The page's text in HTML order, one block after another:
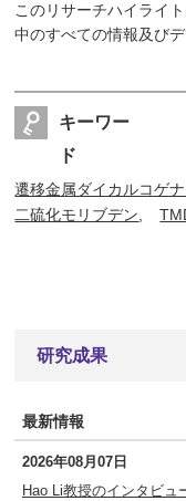
このリサーチハイライ
中のすべての情報及び
キーワー
ド
遷移金属ダイカルコゲ
二硫化モリブデン
研究成果
最新情報
2026年08月07日
Hao Li教授のインタビュ